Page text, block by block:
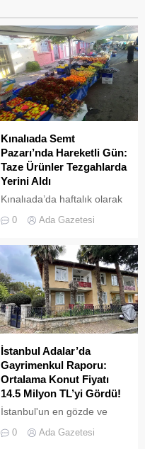
Kınalıada Semt
Pazarı’nda Hareketli Gün:
Taze Ürünler Tezgahlarda
Yerini Aldı
Kınalıada’da haftalık olarak
sakinleri ve ziyaretçilerin
canlılığına ulaştı.
0 Ada Gazetesi
İstanbul Adalar’da
Gayrimenkul Raporu:
Ortalama Konut Fiyatı
14.5 Milyon TL’yi Gördü!
İstanbul'un en gözde ve
tarihi lokasyonlarından biri
olan Adalar ilçesinde,
0 Ada Gazetesi